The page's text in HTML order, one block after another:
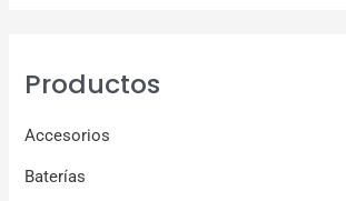
Productos
Accesorios
Baterías